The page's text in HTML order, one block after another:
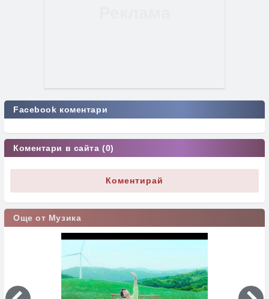
Facebook коментари
Коментари в сайта (0)
Коментирай
Още от Музика